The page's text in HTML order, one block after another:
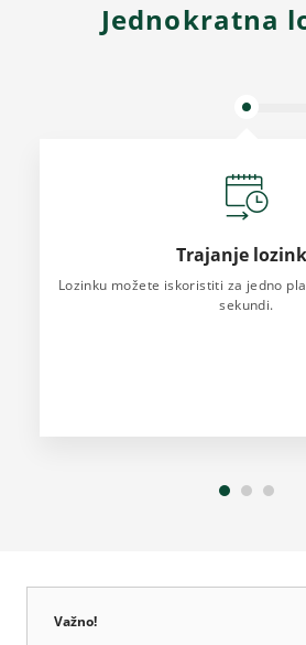
Jednokratna
Trajanje
Lozinku možete iskoristiti za jedno
sekundi.
Važno!